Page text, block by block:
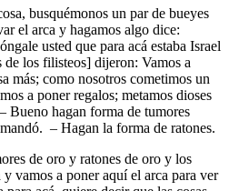
busquémonos un par de bueyes
el arca y hagamos algo dice:
usted que para acá estaba Israel
de los filisteos] dijeron: Vamos a
más; como nosotros cometimos un
a poner regalos; metamos dioses
Bueno hagan forma de tumores
– Hagan la forma de ratones.
de oro y ratones de oro y los
vamos a poner aquí el arca para ver